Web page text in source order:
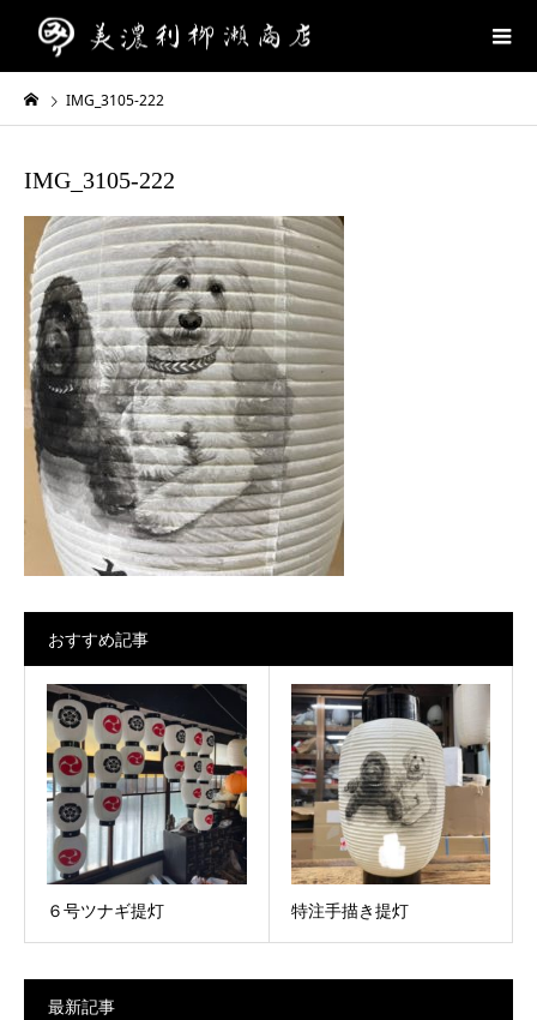
IMG_3105-222
IMG_3105-222
おすすめ記事
６号ツナギ提灯 特注手描き提灯
最新記事